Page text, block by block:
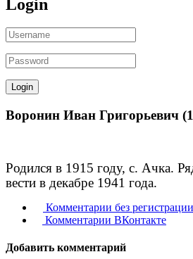
Login
Воронин Иван Григорьевич
Родился в 1915 году, с. Ачка.
вести в декабре 1941 года.
Комментарии без регистрации
Комментарии ВКонтакте
Добавить комментарий